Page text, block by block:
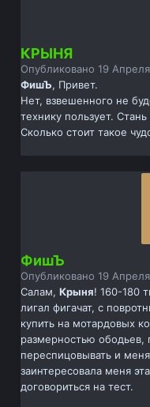
КРЫНЯ
Опубликовано19
ФишЪ, Привет.
Нет, взвешенного не
технику пользует.
Сколько стоит такое
ФишЪ
Опубликовано19
Салам,Крыня! 160-180
лигал фигачат, с
купить на мотардовых
размерностью ободьев,
переспицовывать и
заинтересовала меня
договориться на тест.